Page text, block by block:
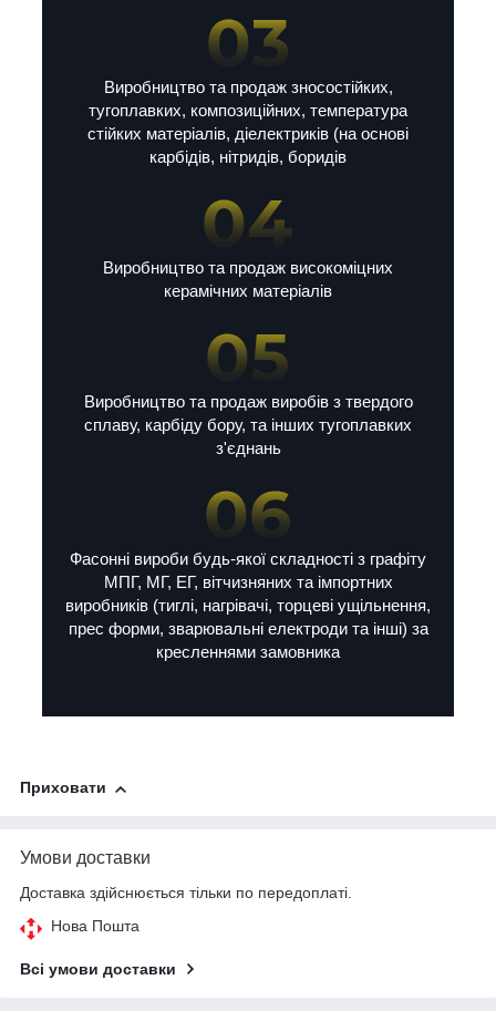
Виробництво та продаж зносостійких,
тугоплавких, композиційних, температура
стійких матеріалів, діелектриків (на основі
карбідів, нітридів, боридів
Виробництво та продаж високоміцних
керамічних матеріалів
Виробництво та продаж виробів з твердого
сплаву, карбіду бору, та інших тугоплавких
з'єднань
Фасонні вироби будь-якої складності з графіту
МПГ, МГ, ЕГ, вітчизняних та імпортних
виробників (тиглі, нагрівачі, торцеві ущільнення,
прес форми, зварювальні електроди та інші) за
кресленнями замовника
Приховати
Умови доставки
Доставка здійснюється тільки по передоплаті.
Нова Пошта
Всі умови доставки